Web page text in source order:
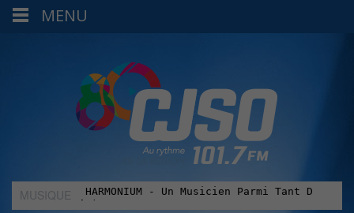
MUSIQUE
MENU